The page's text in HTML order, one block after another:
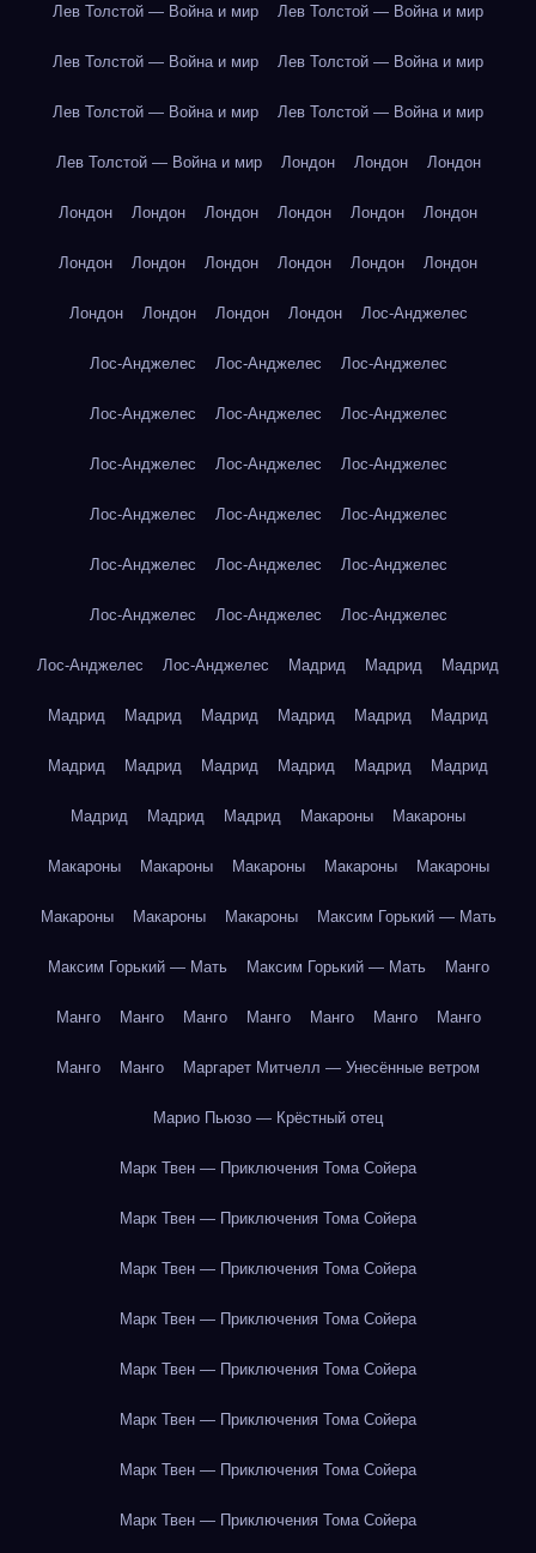
Лев Толстой — Война и мир Лев Толстой — Война и мир
Лев Толстой — Война и мир Лев Толстой — Война и мир
Лев Толстой — Война и мир Лев Толстой — Война и мир
Лев Толстой — Война и мир Лондон Лондон Лондон
Лондон Лондон Лондон Лондон Лондон Лондон
Лондон Лондон Лондон Лондон Лондон Лондон
Лондон Лондон Лондон Лондон Лос-Анджелес
Лос-Анджелес Лос-Анджелес Лос-Анджелес
Лос-Анджелес Лос-Анджелес Лос-Анджелес
Лос-Анджелес Лос-Анджелес Лос-Анджелес
Лос-Анджелес Лос-Анджелес Лос-Анджелес
Лос-Анджелес Лос-Анджелес Лос-Анджелес
Лос-Анджелес Лос-Анджелес Лос-Анджелес
Лос-Анджелес Лос-Анджелес Мадрид Мадрид Мадрид
Мадрид Мадрид Мадрид Мадрид Мадрид Мадрид
Мадрид Мадрид Мадрид Мадрид Мадрид Мадрид
Мадрид Мадрид Мадрид Макароны Макароны
Макароны Макароны Макароны Макароны Макароны
Макароны Макароны Макароны Максим Горький — Мать
Максим Горький — Мать Максим Горький — Мать Манго
Манго Манго Манго Манго Манго Манго Манго
Манго Манго Маргарет Митчелл — Унесённые ветром
Марио Пьюзо — Крёстный отец
Марк Твен — Приключения Тома Сойера
Марк Твен — Приключения Тома Сойера
Марк Твен — Приключения Тома Сойера
Марк Твен — Приключения Тома Сойера
Марк Твен — Приключения Тома Сойера
Марк Твен — Приключения Тома Сойера
Марк Твен — Приключения Тома Сойера
Марк Твен — Приключения Тома Сойера